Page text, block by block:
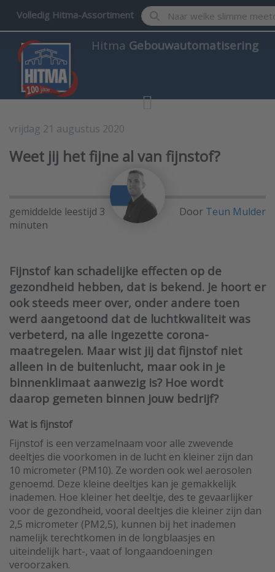
Volledig Hitma-Assortiment Enter a search term.
Hitma Gebouwautomatisering
vrijdag 21 augustus 2020
Gebouwautomatisering
Weet jij het fijne al van fijnstof?
gemiddelde leestijd 3
minuten
Door Teun Mulder
Fijnstof kan schadelijke effecten op de
gezondheid hebben, dat is bekend. Je hoort er
ook steeds meer over, onder andere toen
werd aangetoond dat de luchtkwaliteit was
verbeterd, na alle ingezette corona-
maatregelen. Maar wist jij dat fijnstof niet
alleen in de buitenlucht, maar ook in je
binnenklimaat aanwezig is? Hoe wordt
daarop gemeten binnen jouw bedrijf?
Wat is fijnstof
Fijnstof is een verzamelnaam voor alle zwevende
deeltjes die voorkomen in de lucht en kleiner zijn dan
10 micrometer (PM10). Ze worden ook wel aerosolen
genoemd. Deze kleine deeltjes kan je gemakkelijk
inademen. Hoe kleiner het deeltje, des te gevaarlijker
voor de gezondheid, vooral deeltjes die kleiner zijn dan
2,5 micrometer (PM2,5), kunnen bij het inademen
namelijk terechtkomen in de longblaasjes en
uiteindelijk hart-, vaat of longaandoeningen
veroorzaken.